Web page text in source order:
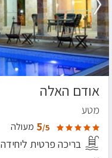
אודם האלה
מטע
5/5 מעולה
בריכה פרטית ליחידה